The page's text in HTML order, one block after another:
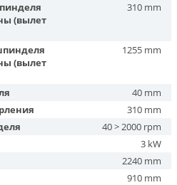
(вылет
310 mm
(вылет
1255 mm
40 mm
310 mm
40 > 2000 rpm
3 kW
2240 mm
910 mm